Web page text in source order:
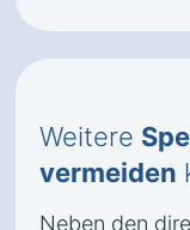
Weitere
vermeiden
Neben den